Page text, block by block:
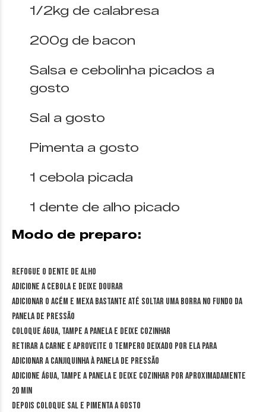
1/2kg de calabresa
200g de bacon
Salsa e cebolinha picados a
gosto
Sal a gosto
Pimenta a gosto
1 cebola picada
1 dente de alho picado
Modo de preparo:
Refogue o dente de alho
Adicione a cebola e deixe dourar
Adicionar o acém e mexa bastante até soltar uma borra no fundo da
panela de pressão
Coloque água, tampe a panela e deixe cozinhar
Retirar a carne e aproveite o tempero deixado por ela para
adicionar a canjiquinha à panela de pressão
Adicione água, tampe a panela e deixe cozinhar por aproximadamente
20 min
Depois coloque sal e pimenta a gosto